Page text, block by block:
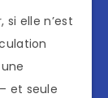
si elle n’est
et seule